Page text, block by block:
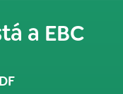
a EBC